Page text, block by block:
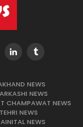
NEWS
NEWS
CHAMPAWAT NEWS
NEWS
NEWS